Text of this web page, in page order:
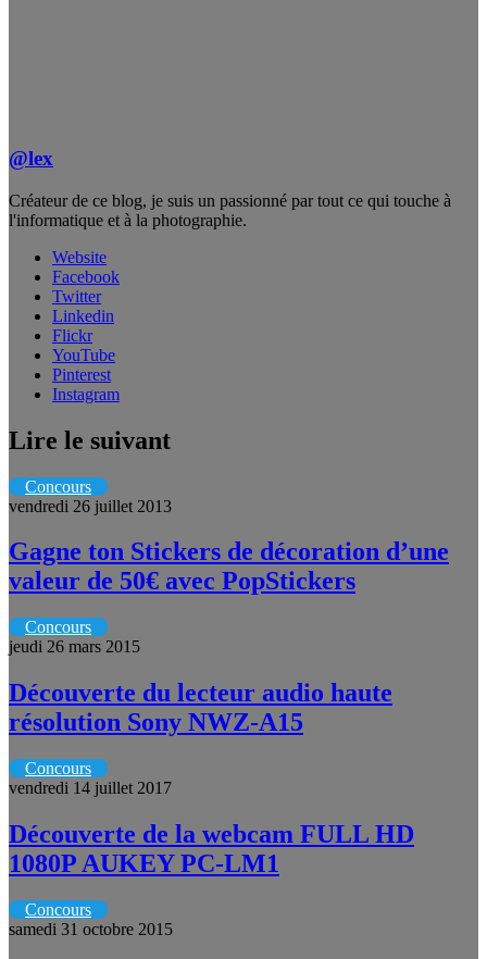
@lex
Créateur de ce blog, je suis un passionné par tout ce qui touche à
l'informatique et à la photographie.
Website
Facebook
Twitter
Linkedin
Flickr
YouTube
Pinterest
Instagram
Lire le suivant
Concours
vendredi 26 juillet 2013
Gagne ton Stickers de décoration d’une
valeur de 50€ avec PopStickers
Concours
jeudi 26 mars 2015
Découverte du lecteur audio haute
résolution Sony NWZ-A15
Concours
vendredi 14 juillet 2017
Découverte de la webcam FULL HD
1080P AUKEY PC-LM1
Concours
samedi 31 octobre 2015